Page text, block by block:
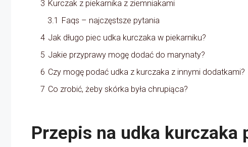
3 Kurczak z piekarnika z ziemniakami
3.1 Faqs – najczęstsze pytania
4 Jak długo piec udka kurczaka w piekarniku?
5 Jakie przyprawy mogę dodać do marynaty?
6 Czy mogę podać udka z kurczaka z innymi dodatkami?
7 Co zrobić, żeby skórka była chrupiąca?
Przepis na udka kurczaka